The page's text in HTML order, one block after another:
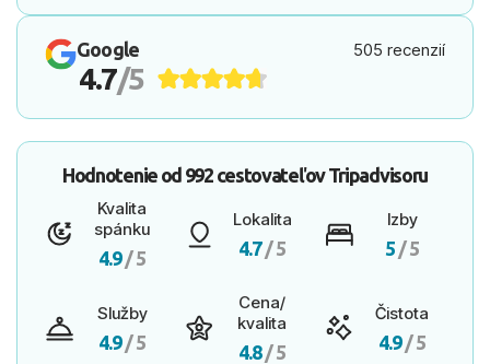
Google 505 recenzií
4.7/5
Hodnotenie od 992 cestovateľovTripadvisoru
Kvalita
spánku
4.9/ 5
Lokalita
4.7/ 5
Izby
5 / 5
Služby
4.9/ 5
Cena/
kvalita
4.8/ 5
Čistota
4.9/ 5